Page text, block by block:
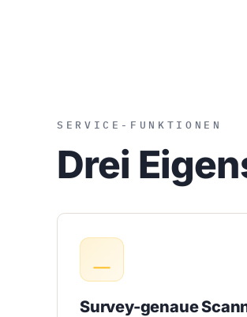
SERVICE-FUNKTIONEN
Drei
Survey-genaue